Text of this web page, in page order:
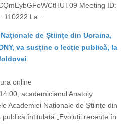
Meeting ID:
La...
de Științe din Ucraina,
va susține o lecție publică, la
online
academicianul Anatoly
Academiei Naționale de Științe din
întitulată „Evoluții recente în